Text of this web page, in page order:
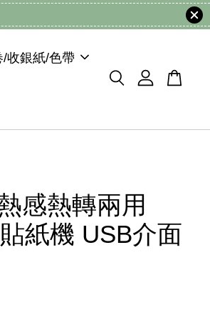
/收銀紙/色帶
感熱轉兩用
紙機 USB介面